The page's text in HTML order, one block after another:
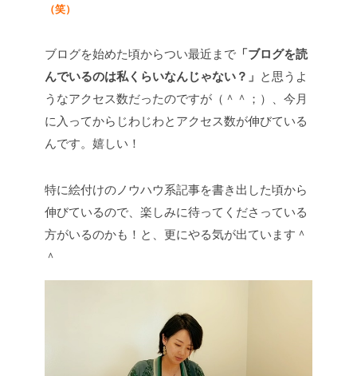
（笑）
ブログを始めた頃からつい最近まで 「ブログを読
んでいるのは私くらいなんじゃない？」
と思うよ
うなアクセス数だったのですが（＾＾；）、今月
に入ってからじわじわとアクセス数が伸びている
んです。嬉しい！
特に絵付けのノウハウ系記事を書き出した頃から
伸びているので、楽しみに待ってくださっている
方がいるのかも！と、更にやる気が出ています＾
＾